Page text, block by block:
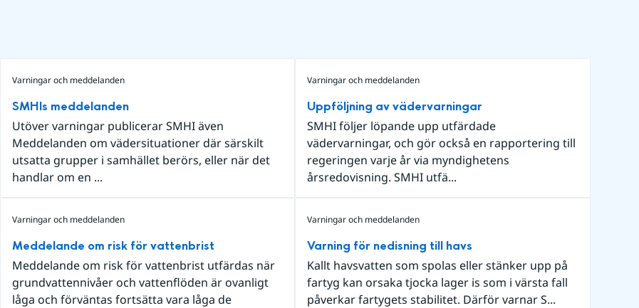
Varningar och meddelanden
SMHIs meddelanden
Utöver varningar publicerar SMHI även
Meddelanden om vädersituationer där särskilt
utsatta grupper i samhället berörs, eller när det
handlar om en ...
Varningar och meddelanden
Uppföljning av vädervarningar
SMHI följer löpande upp utfärdade
vädervarningar, och gör också en rapportering till
regeringen varje år via myndighetens
årsredovisning. SMHI utfä...
Varningar och meddelanden
Meddelande om risk för vattenbrist
Meddelande om risk för vattenbrist utfärdas när
grundvattennivåer och vattenflöden är ovanligt
låga och förväntas fortsätta vara låga de
Varningar och meddelanden
Varning för nedisning till havs
Kallt havsvatten som spolas eller stänker upp på
fartyg kan orsaka tjocka lager is som i värsta fall
påverkar fartygets stabilitet. Därför varnar S...